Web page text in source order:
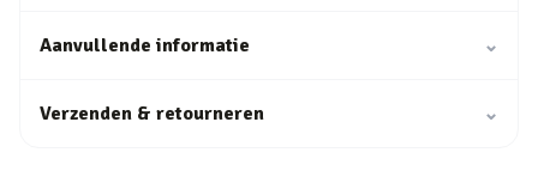
Aanvullende informatie ⌄
Verzenden & retourneren ⌄